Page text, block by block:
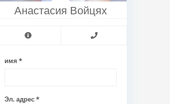
Анастасия Войцях
имя *
Эл. адрес *